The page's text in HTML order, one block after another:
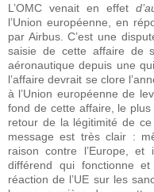
L’OMC venait en effet
l’Union européenne, en
par Airbus. C’est une
saisie de cette affaire de
aéronautique depuis une
l’affaire devrait se clore
à l’Union européenne de
fond de cette affaire, le
retour de la légitimité de
message est très clair :
raison contre l’Europe,
différend qui fonctionne
réaction de l’UE sur les